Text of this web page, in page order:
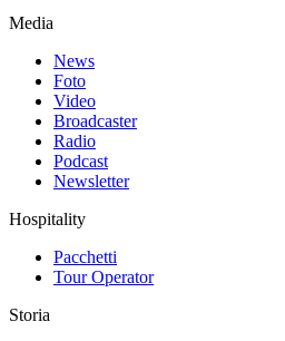
Media
News
Foto
Video
Broadcaster
Radio
Podcast
Newsletter
Hospitality
Pacchetti
Tour Operator
Storia